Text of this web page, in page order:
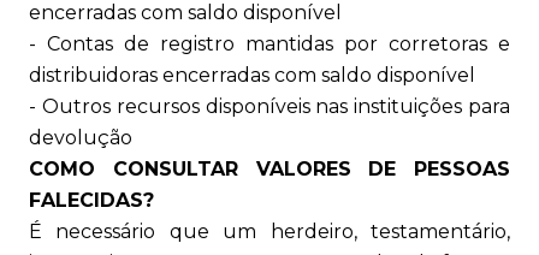
encerradas com saldo disponível
- Contas de registro mantidas por corretoras e
distribuidoras encerradas com saldo disponível
- Outros recursos disponíveis nas instituições para
devolução
COMO CONSULTAR VALORES DE PESSOAS
FALECIDAS?
É necessário que um herdeiro, testamentário,